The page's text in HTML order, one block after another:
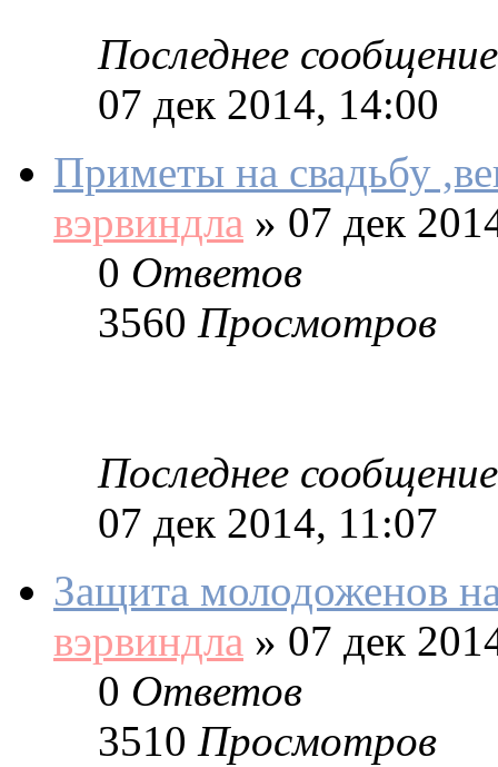
Последнее сообщение
07 дек 2014, 14:00
Приметы на свадьбу
вэрвиндла » 07 дек
0 Ответов
3560 Просмотров
Последнее сообщение
07 дек 2014, 11:07
Защита молодоженов
вэрвиндла » 07 дек
0 Ответов
3510 Просмотров